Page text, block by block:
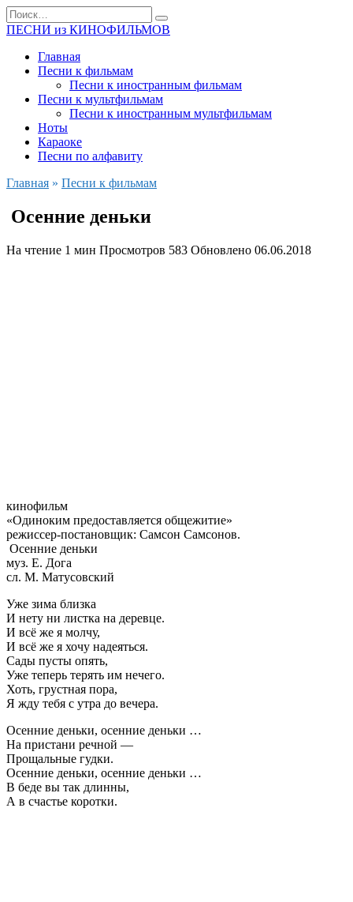
Перейти
к
Search
for:
ПЕСНИ из КИНОФИЛЬМОВ
Главная
Песни к фильмам
Песни к иностранным фильмам
Песни к мультфильмам
Песни к иностранным мультфильмам
Ноты
Караоке
Песни по алфавиту
Главная » Песни к фильмам
Осенние деньки
На чтение 1 мин Просмотров 583 Обновлено 06.06.2018
кинофильм
«Одиноким предоставляется общежитие»
режиссер-постановщик: Самсон Самсонов.
Осенние деньки
муз. Е. Дога
сл. М. Матусовский
Уже зима близка
И нету ни листка на деревце.
И всё же я молчу,
И всё же я хочу надеяться.
Сады пусты опять,
Уже теперь терять им нечего.
Хоть, грустная пора,
Я жду тебя с утра до вечера.
Осенние деньки, осенние деньки …
На пристани речной —
Прощальные гудки.
Осенние деньки, осенние деньки …
В беде вы так длинны,
А в счастье коротки.